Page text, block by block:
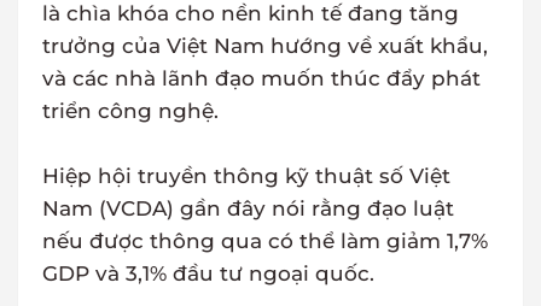
là chìa khóa cho nền kinh tế đang tăng
trưởng của Việt Nam hướng về xuất khẩu,
và các nhà lãnh đạo muốn thúc đẩy phát
triển công nghệ.
Hiệp hội truyền thông kỹ thuật số Việt
Nam (VCDA) gần đây nói rằng đạo luật
nếu được thông qua có thể làm giảm 1,7%
GDP và 3,1% đầu tư ngoại quốc.